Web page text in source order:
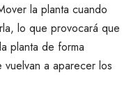
la planta cuando
lo que provocará que
planta de forma
a aparecer los